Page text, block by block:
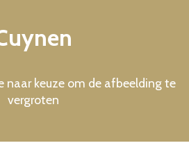
naar keuze om de afbeelding te
vergroten